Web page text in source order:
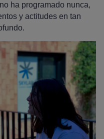
ha programado nunca,
y actitudes en tan